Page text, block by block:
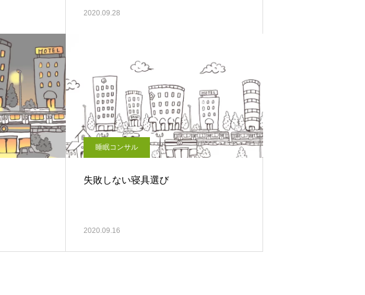
2020.09.28
睡眠コンサル
失敗しない寝具選び
2020.09.16